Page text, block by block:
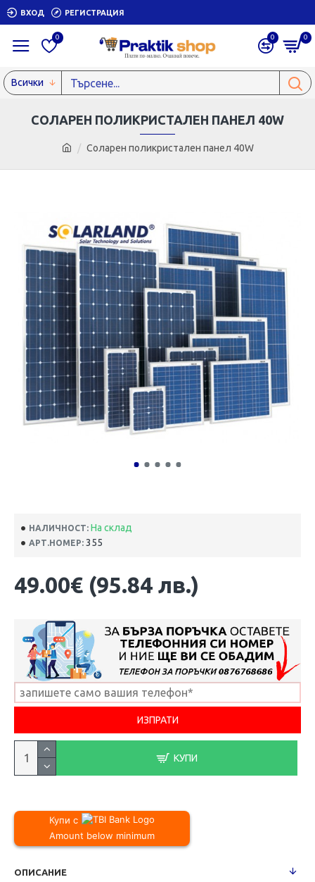
ВХОД РЕГИСТРАЦИЯ
0 0 0
Всички
Соларен поликристален панел 40W
СОЛАРЕН ПОЛИКРИСТАЛЕН ПАНЕЛ 40W
НАЛИЧНОСТ: На склад
АРТ.НОМЕР: 355
49.00€ (95.84 лв.)
КУПИ
Купи с
Amount below minimum
ОПИСАНИЕ